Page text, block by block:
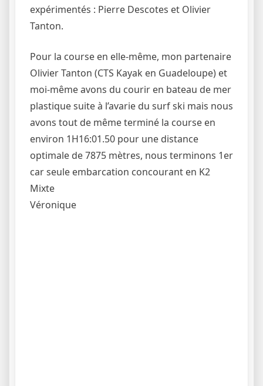
expérimentés : Pierre Descotes et Olivier
Tanton.
Pour la course en elle-même, mon partenaire
Olivier Tanton (CTS Kayak en Guadeloupe) et
moi-même avons du courir en bateau de mer
plastique suite à l’avarie du surf ski mais nous
avons tout de même terminé la course en
environ 1H16:01.50 pour une distance
optimale de 7875 mètres, nous terminons 1er
car seule embarcation concourant en K2
Mixte
Véronique